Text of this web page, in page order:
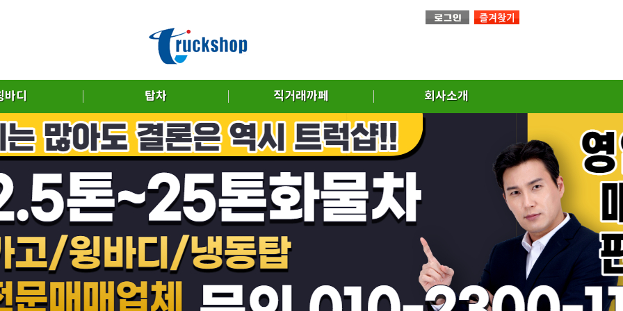
바디 탑차 직거래까페 회사소개